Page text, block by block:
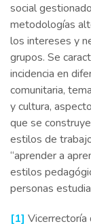
social
metodologías
los intereses y
grupos. Se
incidencia en
comunitaria,
y cultura,
que se
estilos de
“aprender a
estilos
personas
[1] Vicerrectoría